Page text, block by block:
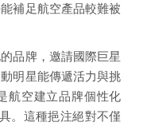
補足航空產品較難被
品牌，邀請國際巨星
明星能傳遞活力與挑
航空建立品牌個性化
。這種挹注絕對不僅